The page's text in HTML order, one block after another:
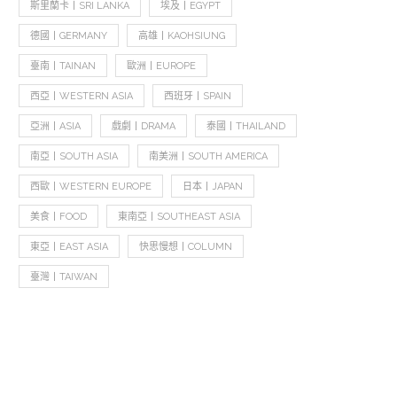
斯里蘭卡丨SRI LANKA 埃及丨EGYPT
德國丨GERMANY 高雄丨KAOHSIUNG
臺南丨TAINAN 歐洲丨EUROPE
西亞丨WESTERN ASIA 西班牙丨SPAIN
亞洲丨ASIA 戲劇丨DRAMA 泰國丨THAILAND
南亞丨SOUTH ASIA 南美洲丨SOUTH AMERICA
西歐丨WESTERN EUROPE 日本丨JAPAN
美食丨FOOD 東南亞丨SOUTHEAST ASIA
東亞丨EAST ASIA 快思慢想丨COLUMN
臺灣丨TAIWAN